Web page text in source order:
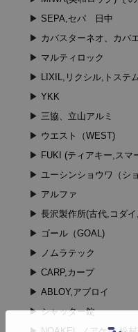
SEPA,セパ 日中
カバスターネオ、カバ
マルティロック
LIXIL,リクシル,トステ
YKK
三協、立山アルミ
ウエスト（WEST)
FUKI (ティアキー,スマ
ユーシンショウワ（シ
アルファ
長沢製作所(古代,コダ
ゴール（GOAL)
ノムラテック
CARP,カープ
ABLOY,アブロイ
シャッター錠